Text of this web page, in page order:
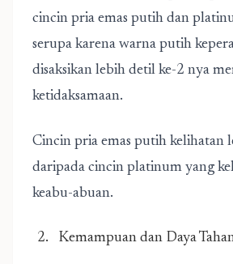
cincin pria emas putih dan
serupa karena warna putih
disaksikan lebih detil ke-2 nya
ketidaksamaan.
Cincin pria emas putih kelihatan
daripada cincin platinum yang
keabu-abuan.
Kemampuan dan Daya